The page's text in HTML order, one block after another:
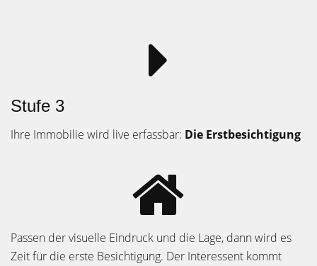
Stufe 3
Ihre Immobilie wird live erfassbar: Die Erstbesichtigung
Passen der visuelle Eindruck und die Lage, dann wird es
Zeit für die erste Besichtigung. Der Interessent kommt